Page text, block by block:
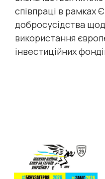
співпраці в рамках
добросусідства
використання
інвестиційних